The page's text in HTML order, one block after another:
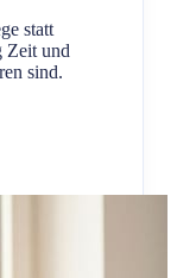
statt
Zeit und
sind.